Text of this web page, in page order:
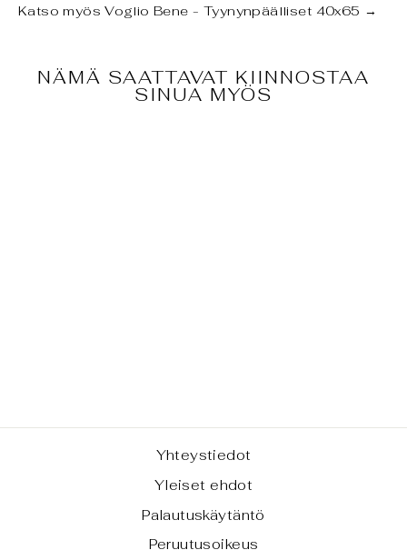
Katso myös Voglio Bene - Tyynynpäälliset 40x65 →
NÄMÄ SAATTAVAT KIINNOSTAA
SINUA MYÖS
Yhteystiedot
Yleiset ehdot
Palautuskäytäntö
Peruutusoikeus